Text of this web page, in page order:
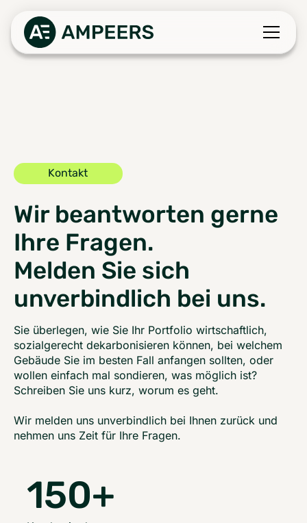
Kontakt
Wir beantworten gerne
Ihre Fragen.
Melden Sie sich
unverbindlich bei uns.
Sie überlegen, wie Sie Ihr Portfolio wirtschaftlich,
sozialgerecht dekarbonisieren können, bei welchem
Gebäude Sie im besten Fall anfangen sollten, oder
wollen einfach mal sondieren, was möglich ist?
Schreiben Sie uns kurz, worum es geht.
Wir melden uns unverbindlich bei Ihnen zurück und
nehmen uns Zeit für Ihre Fragen.
150+